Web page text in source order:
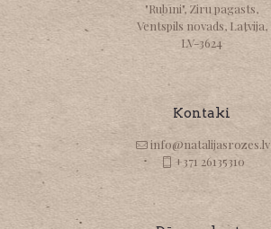
"Rubīni", Ziru pagasts,
Ventspils novads, Latvija,
LV-3624
Kontaki
info@natalijasrozes.lv
+371 26135310